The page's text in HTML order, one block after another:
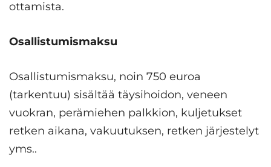
ottamista.
Osallistumismaksu
Osallistumismaksu, noin 750 euroa
(tarkentuu) sisältää täysihoidon, veneen
vuokran, perämiehen palkkion, kuljetukset
retken aikana, vakuutuksen, retken järjestelyt
yms..